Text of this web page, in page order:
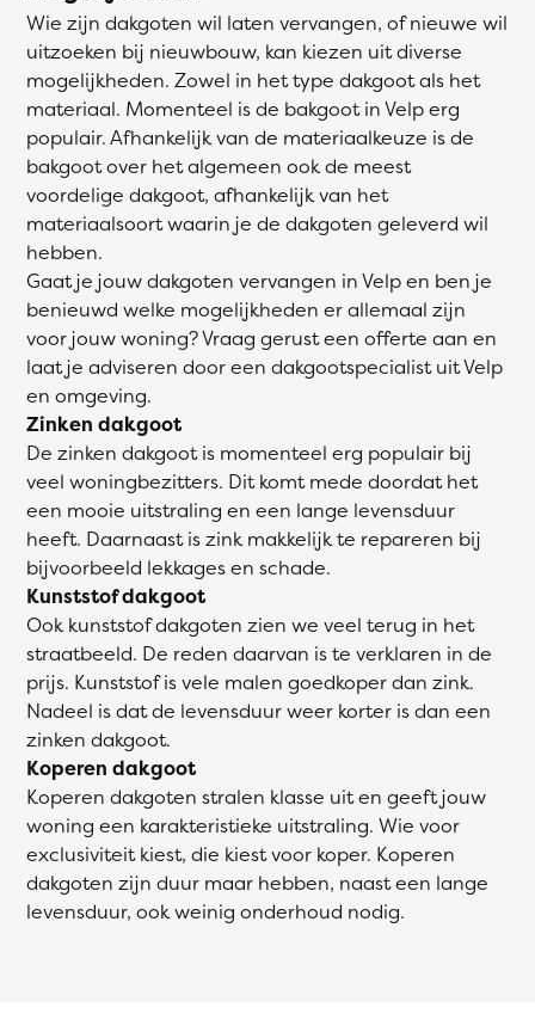
Wie zijn dakgoten wil laten vervangen, of nieuwe wil
uitzoeken bij nieuwbouw, kan kiezen uit diverse
mogelijkheden. Zowel in het type dakgoot als het
materiaal. Momenteel is de bakgoot in Velp erg
populair. Afhankelijk van de materiaalkeuze is de
bakgoot over het algemeen ook de meest
voordelige dakgoot, afhankelijk van het
materiaalsoort waarin je de dakgoten geleverd wil
hebben.
Gaat je jouw dakgoten vervangen in Velp en ben je
benieuwd welke mogelijkheden er allemaal zijn
voor jouw woning? Vraag gerust een offerte aan en
laat je adviseren door een dakgootspecialist uit Velp
en omgeving.
Zinken dakgoot
De zinken dakgoot is momenteel erg populair bij
veel woningbezitters. Dit komt mede doordat het
een mooie uitstraling en een lange levensduur
heeft. Daarnaast is zink makkelijk te repareren bij
bijvoorbeeld lekkages en schade.
Kunststof dakgoot
Ook kunststof dakgoten zien we veel terug in het
straatbeeld. De reden daarvan is te verklaren in de
prijs. Kunststof is vele malen goedkoper dan zink.
Nadeel is dat de levensduur weer korter is dan een
zinken dakgoot.
Koperen dakgoot
Koperen dakgoten stralen klasse uit en geeft jouw
woning een karakteristieke uitstraling. Wie voor
exclusiviteit kiest, die kiest voor koper. Koperen
dakgoten zijn duur maar hebben, naast een lange
levensduur, ook weinig onderhoud nodig.